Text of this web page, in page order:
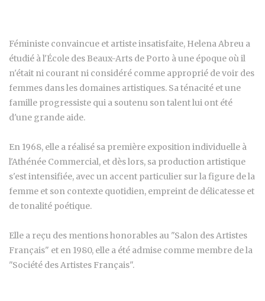
Féministe convaincue et artiste insatisfaite, Helena Abreu a
étudié à l'École des Beaux-Arts de Porto à une époque où il
n'était ni courant ni considéré comme approprié de voir des
femmes dans les domaines artistiques. Sa ténacité et une
famille progressiste qui a soutenu son talent lui ont été
d'une grande aide.
En 1968, elle a réalisé sa première exposition individuelle à
l'Athénée Commercial, et dès lors, sa production artistique
s'est intensifiée, avec un accent particulier sur la figure de la
femme et son contexte quotidien, empreint de délicatesse et
de tonalité poétique.
Elle a reçu des mentions honorables au "Salon des Artistes
Français" et en 1980, elle a été admise comme membre de la
"Société des Artistes Français".